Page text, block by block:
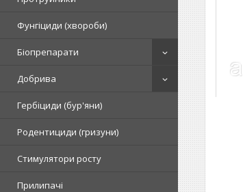
Фунгіциди (хвороби)
Біопрепарати
Добрива
Гербіциди (бур'яни)
Родентициди (гризуни)
Стимулятори росту
Прилипачі